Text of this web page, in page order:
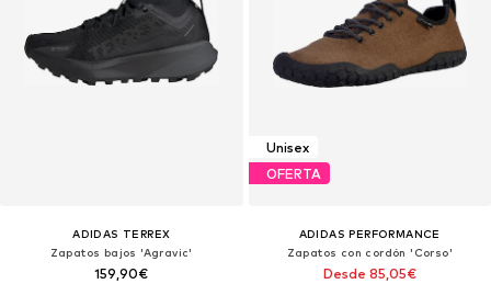
ADIDAS TERREX
Zapatos bajos 'Agravic'
159,90€
Unisex
OFERTA
ADIDAS PERFORMANCE
Zapatos con cordón 'Corso'
Desde 85,05€